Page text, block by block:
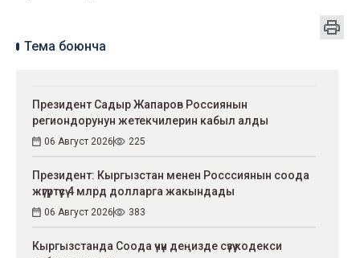
Тема боюнча
Президент Садыр Жапаров Россиянын
региондорунун жетекчилерин кабыл алды
06 Август 2026 225
Президент: Кыргызстан менен Росссиянын соода
жүгүртүүсү 4 млрд долларга жакындады
06 Август 2026 383
Кыргызстанда Соода үчүн деңизде сүзүү кодекси